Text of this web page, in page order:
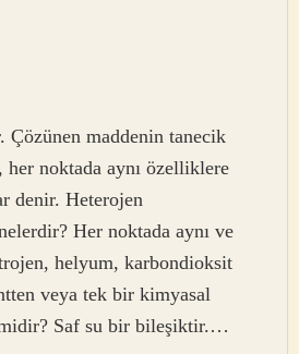
maddenin tanecik
noktada aynı özelliklere
denir. Heterojen
Her noktada aynı ve
helyum, karbondioksit
veya tek bir kimyasal
Saf su bir bileşiktir.…